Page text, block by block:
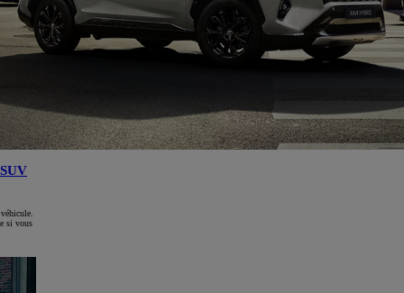
SUV
si vous